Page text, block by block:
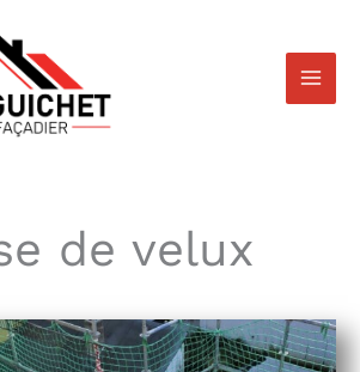
de velux